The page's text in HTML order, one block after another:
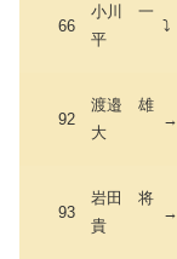
66
小川 一
平
⤵
92
渡邉 雄
大
→
93
岩田 将
貴
→